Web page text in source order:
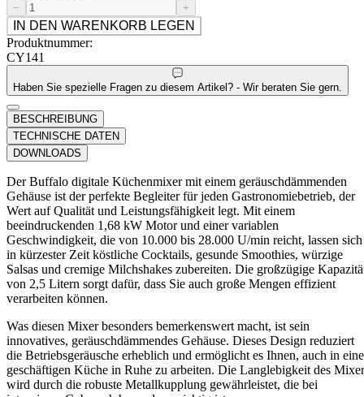
− +
IN DEN WARENKORB LEGEN
Produktnummer:
CY141
Haben Sie spezielle Fragen zu diesem Artikel? - Wir beraten Sie gern.
BESCHREIBUNG
TECHNISCHE DATEN
DOWNLOADS
Der Buffalo digitale Küchenmixer mit einem geräuschdämmenden
Gehäuse ist der perfekte Begleiter für jeden Gastronomiebetrieb, der
Wert auf Qualität und Leistungsfähigkeit legt. Mit einem
beeindruckenden 1,68 kW Motor und einer variablen
Geschwindigkeit, die von 10.000 bis 28.000 U/min reicht, lassen sich
in kürzester Zeit köstliche Cocktails, gesunde Smoothies, würzige
Salsas und cremige Milchshakes zubereiten. Die großzügige
von 2,5 Litern sorgt dafür, dass Sie auch große Mengen effizient
verarbeiten können.
Was diesen Mixer besonders bemerkenswert macht, ist sein
innovatives, geräuschdämmendes Gehäuse. Dieses Design reduziert
die Betriebsgeräusche erheblich und ermöglicht es Ihnen, auch in
geschäftigen Küche in Ruhe zu arbeiten. Die Langlebigkeit des
wird durch die robuste Metallkupplung gewährleistet, die bei